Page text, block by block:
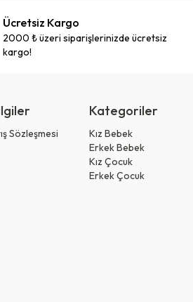
Ücretsiz Kargo
2000 ₺ üzeri siparişlerinizde ücretsiz
kargo!
Sözleşmesi
Kategoriler
Kız Bebek
Erkek Bebek
Kız Çocuk
Erkek Çocuk